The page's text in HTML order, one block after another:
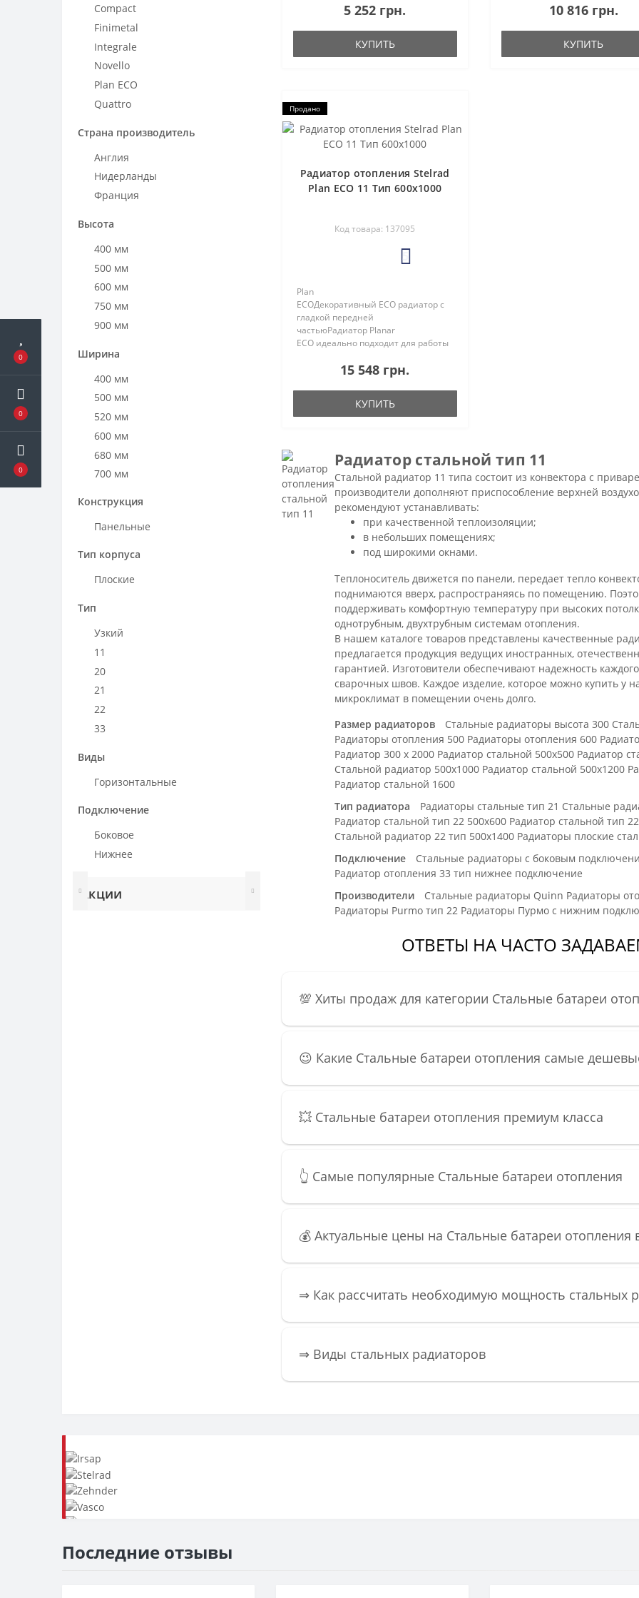
0
0
0
Compact
Finimetal
Integrale
Novello
Plan ECO
Quattro
Страна производитель
Англия
Нидерланды
Франция
Высота
400 мм
500 мм
600 мм
750 мм
900 мм
Ширина
400 мм
500 мм
520 мм
600 мм
680 мм
700 мм
800 мм
900 мм
920 мм
1100 мм
1200 мм
1650 мм
1800 мм
2400 мм
2600 мм
3000 мм
Конструкция
Панельные
Тип корпуса
Плоские
Тип
Узкий
11
20
21
22
33
Виды
Горизонтальные
Подключение
Боковое
Нижнее
Акции
лет. Фабрика по производству
стальных радиаторов была открыта
в 1925 году в Нидерландах. ..
5 252 грн.
КУПИТЬ
срок службы. Благодаря
современному дизайну эти
радиаторы легко вписываю..
10 816 грн.
КУПИТЬ
Продано
Радиатор отопления Stelrad
Plan ECO 11 Тип 600х1000
Код товара: 137095
Plan
ECOДекоративный ECO радиатор с
гладкой передней
частьюРадиатор Planar
ECO идеально подходит для работы
технологии последовательного
потока, где вода сначала проходит
через переднюю пластину...
15 548 грн.
КУПИТЬ
Радиатор стальной тип 11
Стальной радиатор 11 типа состоит из конвектора с
производители дополняют приспособление верхней
рекомендуют устанавливать:
при качественной теплоизоляции;
в небольших помещениях;
под широкими окнами.
Теплоноситель движется по панели, передает тепло
поднимаются вверх, распространяясь по помещению.
поддерживать комфортную температуру при высоких
однотрубным, двухтрубным системам отопления.
В нашем каталоге товаров представлены качественные
предлагается продукция ведущих иностранных,
гарантией. Изготовители обеспечивают надежность
сварочных швов. Каждое изделие, которое можно купить у
микроклимат в помещении очень долго.
Размер радиаторов
Стальные радиаторы высота 300
Радиаторы отопления 500 Радиаторы отопления 600
Радиатор 300 x 2000 Радиатор стальной 500х500 Радиатор
Стальной радиатор 500х1000 Радиатор стальной 500х1200
Радиатор стальной 1600
Тип радиатора
Радиаторы стальные тип 21 Стальные
Радиатор стальной тип 22 500х600 Радиатор стальной тип
Стальной радиатор 22 тип 500х1400 Радиаторы плоские
Подключение
Стальные радиаторы с боковым
Радиатор отопления 33 тип нижнее подключение
Производители
Стальные радиаторы Quinn Радиаторы
Радиаторы Purmo тип 22 Радиаторы Пурмо с нижним
ОТВЕТЫ НА ЧАСТО
💯 Хиты продаж для категории Cтальные батареи
😉 Какие Cтальные батареи отопления самые
💥 Cтальные батареи отопления премиум класса
👆 Самые популярные Cтальные батареи отопления
💰 Актуальные цены на Cтальные батареи
⇒ Как рассчитать необходимую мощность стальных
️⇒ Виды стальных радиаторов
Последние отзывы